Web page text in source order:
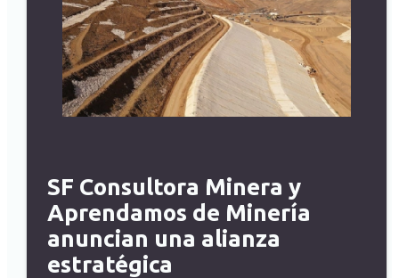
SF Consultora Minera y
Aprendamos de Minería
anuncian una alianza
estratégica